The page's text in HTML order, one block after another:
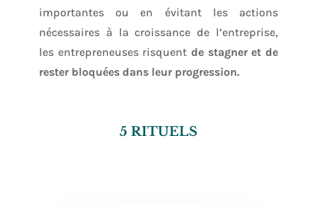
importantes ou en évitant les actions
nécessaires à la croissance de l’entreprise,
les entrepreneuses risquent de stagner et de
rester bloquées dans leur progression.
5 RITUELS